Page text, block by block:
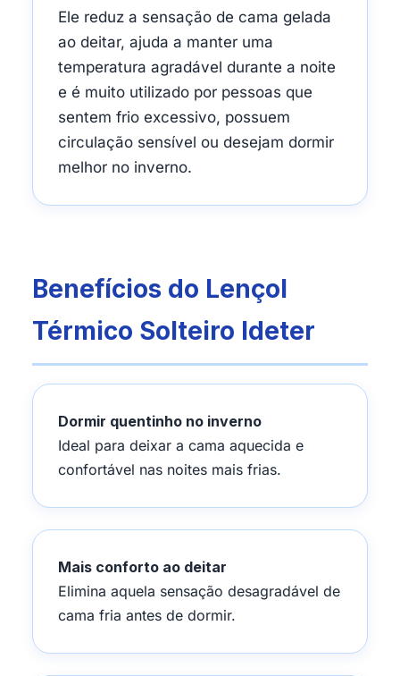
Ele reduz a sensação de cama gelada
ao deitar, ajuda a manter uma
temperatura agradável durante a noite
e é muito utilizado por pessoas que
sentem frio excessivo, possuem
circulação sensível ou desejam dormir
melhor no inverno.
Benefícios do Lençol
Térmico Solteiro Ideter
Dormir quentinho no inverno
Ideal para deixar a cama aquecida e
confortável nas noites mais frias.
Mais conforto ao deitar
Elimina aquela sensação desagradável de
cama fria antes de dormir.